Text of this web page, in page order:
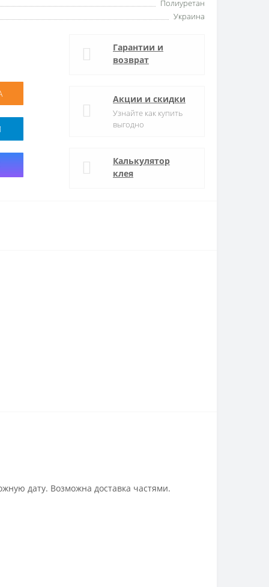
Полиуретан
Украина
Гарантии и
возврат
Акции и скидки
Узнайте как купить
выгодно
Калькулятор
клея
дату. Возможна доставка частями.